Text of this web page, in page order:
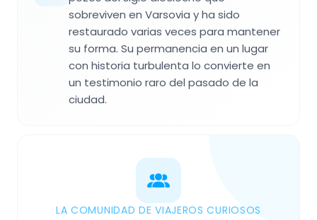
sobreviven en Varsovia y ha sido
restaurado varias veces para mantener
su forma. Su permanencia en un lugar
con historia turbulenta lo convierte en
un testimonio raro del pasado de la
ciudad.
LA COMUNIDAD DE VIAJEROS CURIOSOS